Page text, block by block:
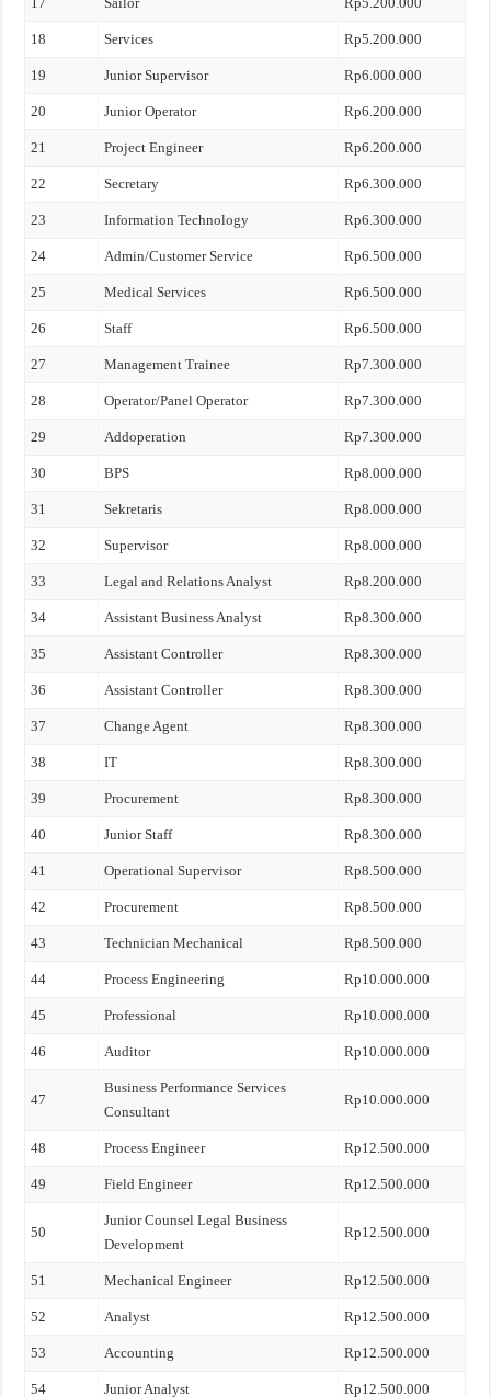
18 Services Rp5.200.000
19 Junior Supervisor Rp6.000.000
20 Junior Operator Rp6.200.000
21 Project Engineer Rp6.200.000
22 Secretary Rp6.300.000
23 Information Technology Rp6.300.000
24 Admin/Customer Service Rp6.500.000
25 Medical Services Rp6.500.000
26 Staff Rp6.500.000
27 Management Trainee Rp7.300.000
28 Operator/Panel Operator Rp7.300.000
29 Addoperation Rp7.300.000
30 BPS Rp8.000.000
31 Sekretaris Rp8.000.000
32 Supervisor Rp8.000.000
33 Legal and Relations Analyst Rp8.200.000
34 Assistant Business Analyst Rp8.300.000
35 Assistant Controller Rp8.300.000
36 Assistant Controller Rp8.300.000
37 Change Agent Rp8.300.000
38 IT Rp8.300.000
39 Procurement Rp8.300.000
40 Junior Staff Rp8.300.000
41 Operational Supervisor Rp8.500.000
42 Procurement Rp8.500.000
43 Technician Mechanical Rp8.500.000
44 Process Engineering Rp10.000.000
45 Professional Rp10.000.000
46 Auditor Rp10.000.000
47
Business Performance Services
Consultant
Rp10.000.000
48 Process Engineer Rp12.500.000
49 Field Engineer Rp12.500.000
50
Junior Counsel Legal Business
Development
Rp12.500.000
51 Mechanical Engineer Rp12.500.000
52 Analyst Rp12.500.000
53 Accounting Rp12.500.000
54 Junior Analyst Rp12.500.000